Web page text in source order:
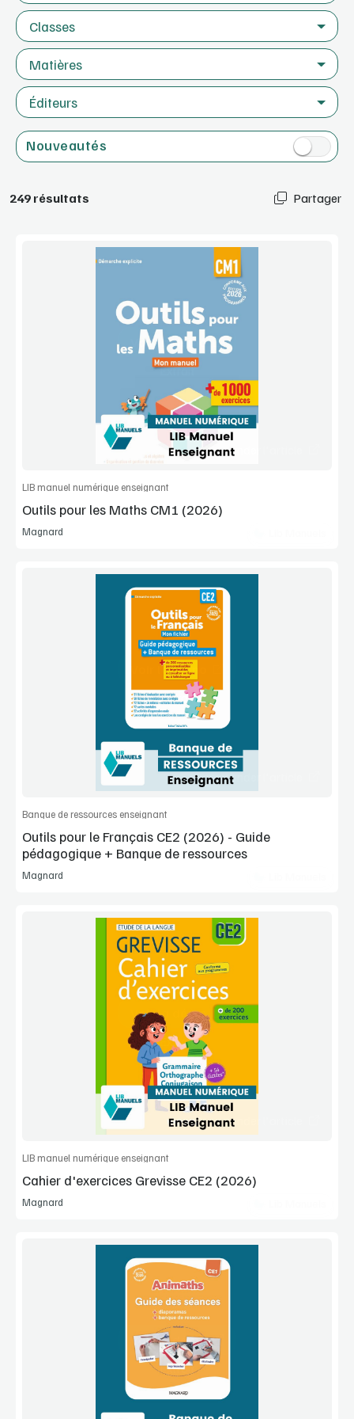
Classes
Matières
Éditeurs
Nouveautés
249 résultats Partager
Voir la démo
Extrait
Commander l'article
LIB manuel numérique enseignant
Outils pour les Maths CM1 (2026)
Magnard
Voir la démo
Extrait
Commander l'article
Banque de ressources enseignant
Outils pour le Français CE2 (2026) - Guide
pédagogique + Banque de ressources
Magnard
Voir la démo
Extrait
Commander l'article
LIB manuel numérique enseignant
Cahier d'exercices Grevisse CE2 (2026)
Magnard
Voir la démo
Extrait